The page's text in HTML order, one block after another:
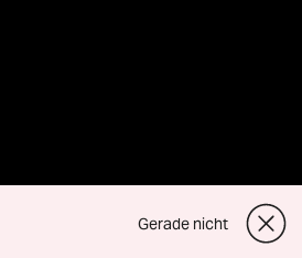
Gerade nicht